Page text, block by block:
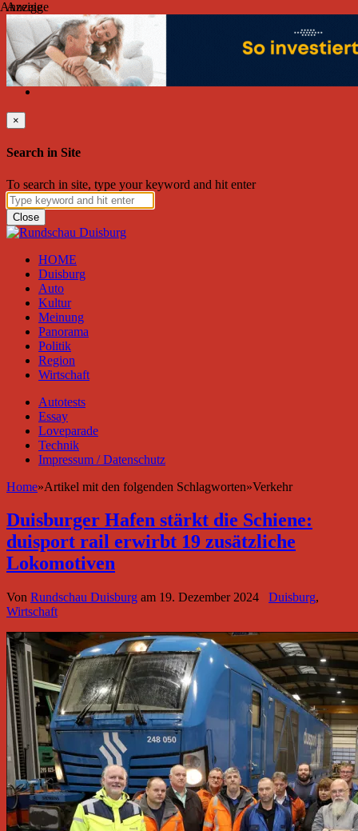
Donnerstag, August 06, 2026
Friend on Facebook Follow on Twitter
Search
×
Search in Site
To search in site, type your keyword and hit enter
Close
HOME
Duisburg
Auto
Kultur
Meinung
Panorama
Politik
Region
Wirtschaft
Autotests
Essay
Loveparade
Technik
Impressum / Datenschutz
Home»Artikel mit den folgenden Schlagworten»Verkehr
Duisburger Hafen stärkt die Schiene:
duisport rail erwirbt 19 zusätzliche
Lokomotiven
Von Rundschau Duisburg am 19. Dezember 2024 Duisburg,
Wirtschaft
Anzeige
Anzeige